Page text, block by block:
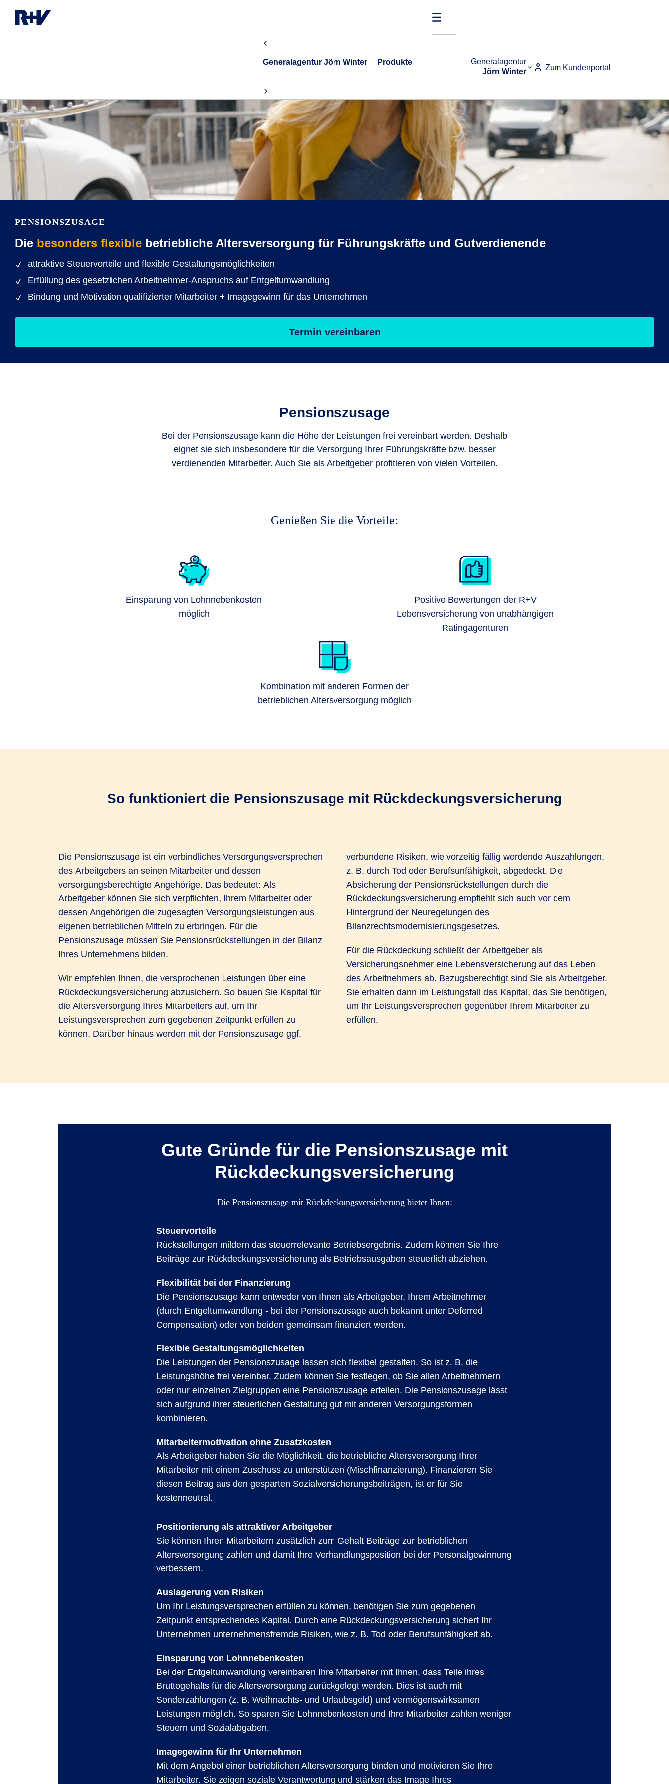
Generalagentur
Jörn Winter
Zum Kundenportal
Generalagentur Jörn Winter Produkte
PENSIONSZUSAGE
Die besonders flexible betriebliche Altersversorgung für Führungskräfte und Gutverdienende
attraktive Steuervorteile und flexible Gestaltungsmöglichkeiten
Erfüllung des gesetzlichen Arbeitnehmer-Anspruchs auf Entgeltumwandlung
Bindung und Motivation qualifizierter Mitarbeiter + Imagegewinn für das Unternehmen
Termin vereinbaren
Pensionszusage
Bei der Pensionszusage kann die Höhe der Leistungen frei vereinbart werden. Deshalb
eignet sie sich insbesondere für die Versorgung Ihrer Führungskräfte bzw. besser
verdienenden Mitarbeiter. Auch Sie als Arbeitgeber profitieren von vielen Vorteilen.
Genießen Sie die Vorteile:
Einsparung von Lohnnebenkosten
möglich
Positive Bewertungen der R+V
Lebensversicherung von unabhängigen
Ratingagenturen
Kombination mit anderen Formen der
betrieblichen Altersversorgung möglich
So funktioniert die Pensionszusage mit Rückdeckungsversicherung
Die Pensionszusage ist ein verbindliches Versorgungsversprechen
des Arbeitgebers an seinen Mitarbeiter und dessen
versorgungsberechtigte Angehörige. Das bedeutet: Als
Arbeitgeber können Sie sich verpflichten, Ihrem Mitarbeiter oder
dessen Angehörigen die zugesagten Versorgungsleistungen aus
eigenen betrieblichen Mitteln zu erbringen. Für die
Pensionszusage müssen Sie Pensionsrückstellungen in der Bilanz
Ihres Unternehmens bilden.
Wir empfehlen Ihnen, die versprochenen Leistungen über eine
Rückdeckungsversicherung abzusichern. So bauen Sie Kapital für
die Altersversorgung Ihres Mitarbeiters auf, um Ihr
Leistungsversprechen zum gegebenen Zeitpunkt erfüllen zu
können. Darüber hinaus werden mit der Pensionszusage ggf.
verbundene Risiken, wie vorzeitig fällig werdende Auszahlungen,
z. B. durch Tod oder Berufsunfähigkeit, abgedeckt. Die
Absicherung der Pensionsrückstellungen durch die
Rückdeckungsversicherung empfiehlt sich auch vor dem
Hintergrund der Neuregelungen des
Bilanzrechtsmodernisierungsgesetzes.
Für die Rückdeckung schließt der Arbeitgeber als
Versicherungsnehmer eine Lebensversicherung auf das Leben
des Arbeitnehmers ab. Bezugsberechtigt sind Sie als Arbeitgeber.
Sie erhalten dann im Leistungsfall das Kapital, das Sie benötigen,
um Ihr Leistungsversprechen gegenüber Ihrem Mitarbeiter zu
erfüllen.
Gute Gründe für die Pensionszusage mit
Rückdeckungsversicherung
Die Pensionszusage mit Rückdeckungsversicherung bietet Ihnen:
Steuervorteile
Rückstellungen mildern das steuerrelevante Betriebsergebnis. Zudem können Sie Ihre
Beiträge zur Rückdeckungsversicherung als Betriebsausgaben steuerlich abziehen.
Flexibilität bei der Finanzierung
Die Pensionszusage kann entweder von Ihnen als Arbeitgeber, Ihrem Arbeitnehmer
(durch Entgeltumwandlung - bei der Pensionszusage auch bekannt unter Deferred
Compensation) oder von beiden gemeinsam finanziert werden.
Flexible Gestaltungsmöglichkeiten
Die Leistungen der Pensionszusage lassen sich flexibel gestalten. So ist z. B. die
Leistungshöhe frei vereinbar. Zudem können Sie festlegen, ob Sie allen Arbeitnehmern
oder nur einzelnen Zielgruppen eine Pensionszusage erteilen. Die Pensionszusage lässt
sich aufgrund ihrer steuerlichen Gestaltung gut mit anderen Versorgungsformen
kombinieren.
Mitarbeitermotivation ohne Zusatzkosten
Als Arbeitgeber haben Sie die Möglichkeit, die betriebliche Altersversorgung Ihrer
Mitarbeiter mit einem Zuschuss zu unterstützen (Mischfinanzierung). Finanzieren Sie
diesen Beitrag aus den gesparten Sozialversicherungsbeiträgen, ist er für Sie
kostenneutral.
Positionierung als attraktiver Arbeitgeber
Sie können Ihren Mitarbeitern zusätzlich zum Gehalt Beiträge zur betrieblichen
Altersversorgung zahlen und damit Ihre Verhandlungsposition bei der Personalgewinnung
verbessern.
Auslagerung von Risiken
Um Ihr Leistungsversprechen erfüllen zu können, benötigen Sie zum gegebenen
Zeitpunkt entsprechendes Kapital. Durch eine Rückdeckungsversicherung sichert Ihr
Unternehmen unternehmensfremde Risiken, wie z. B. Tod oder Berufsunfähigkeit ab.
Einsparung von Lohnnebenkosten
Bei der Entgeltumwandlung vereinbaren Ihre Mitarbeiter mit Ihnen, dass Teile ihres
Bruttogehalts für die Altersversorgung zurückgelegt werden. Dies ist auch mit
Sonderzahlungen (z. B. Weihnachts- und Urlaubsgeld) und vermögenswirksamen
Leistungen möglich. So sparen Sie Lohnnebenkosten und Ihre Mitarbeiter zahlen weniger
Steuern und Sozialabgaben.
Imagegewinn für Ihr Unternehmen
Mit dem Angebot einer betrieblichen Altersversorgung binden und motivieren Sie Ihre
Mitarbeiter. Sie zeigen soziale Verantwortung und stärken das Image Ihres